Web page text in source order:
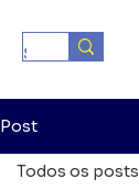
Post
Todos os posts